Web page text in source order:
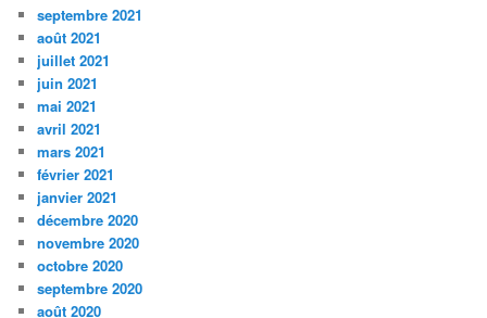
septembre 2021
août 2021
juillet 2021
juin 2021
mai 2021
avril 2021
mars 2021
février 2021
janvier 2021
décembre 2020
novembre 2020
octobre 2020
septembre 2020
août 2020